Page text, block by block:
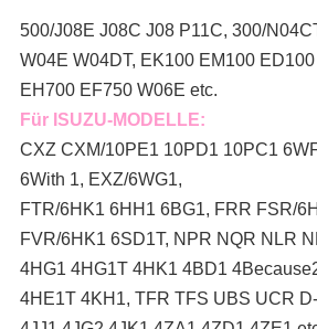
500/J08E J08C J08 P11C, 300/
W04E W04DT, EK100 EM100
EH700 EF750 W06E etc.
Für ISUZU-MODELLE:
CXZ CXM/10PE1 10PD1 10PC1
6With 1, EXZ/6WG1,
FTR/6HK1 6HH1 6BG1, FRR FSR/
FVR/6HK1 6SD1T, NPR NQR NLR
4HG1 4HG1T 4HK1 4BD1
4HE1T 4KH1, TFR TFS UBS UCR